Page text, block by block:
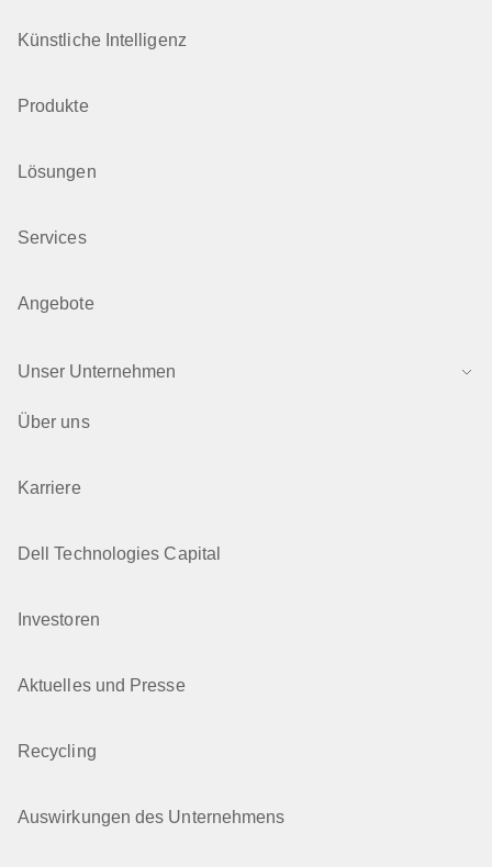
Künstliche Intelligenz
Produkte
Lösungen
Services
Angebote
Unser Unternehmen
Über uns
Karriere
Dell Technologies Capital
Investoren
Aktuelles und Presse
Recycling
Auswirkungen des Unternehmens